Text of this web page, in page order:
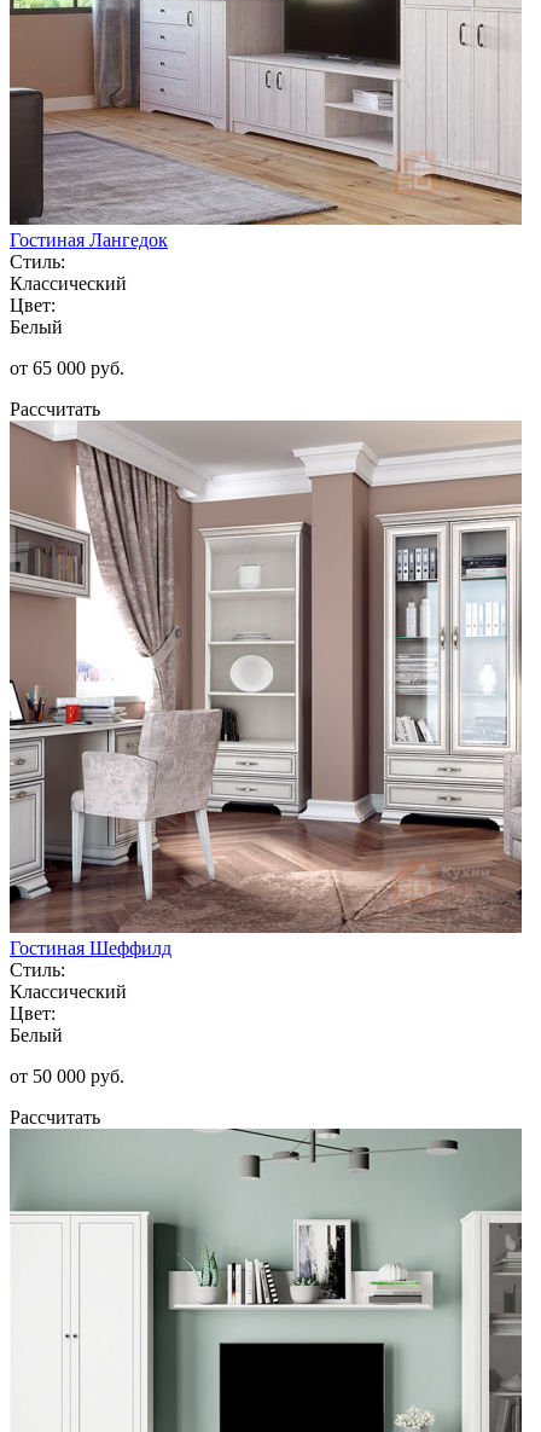
Гостиная Лангедок
Стиль:
Классический
Цвет:
Белый
от 65 000 руб.
Рассчитать
Гостиная Шеффилд
Стиль:
Классический
Цвет:
Белый
от 50 000 руб.
Рассчитать